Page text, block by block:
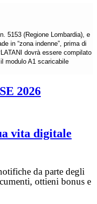
5153 (Regione Lombardia), e
in “zona indenne”, prima di
dovrà essere compilato
modulo A1 scaricabile
2026
vita digitale
da parte degli
ottieni bonus e